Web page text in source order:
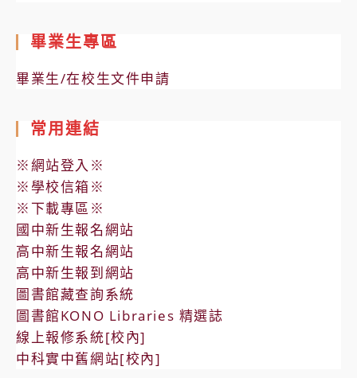
畢業生專區
畢業生/在校生文件申請
常用連結
※網站登入※
※學校信箱※
※下載專區※
國中新生報名網站
高中新生報名網站
高中新生報到網站
圖書館藏查詢系統
圖書館KONO Libraries 精選誌
線上報修系統[校內]
中科實中舊網站[校內]